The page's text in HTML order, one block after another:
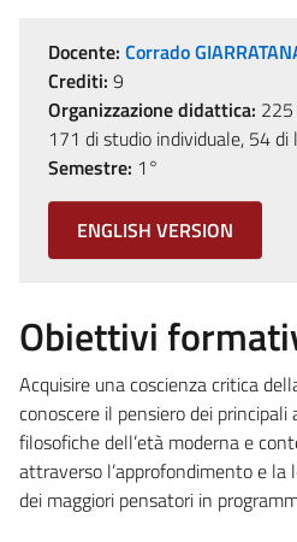
Docente: Corrado
Crediti: 9
Organizzazione didattica:
171 di studio individuale, 54
Semestre: 1°
ENGLISH VERSION
Obiettivi
Acquisire una coscienza critica
conoscere il pensiero dei
filosofiche dell’età moderna e
attraverso l’approfondimento e
dei maggiori pensatori in